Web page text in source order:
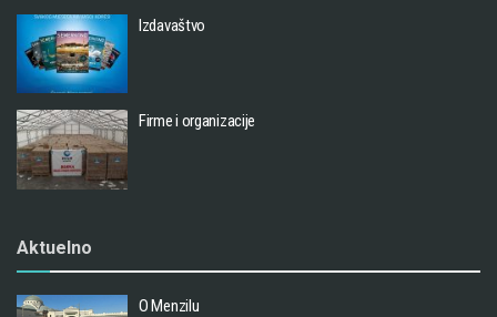
Izdavaštvo
Firme i organizacije
Aktuelno
O Menzilu